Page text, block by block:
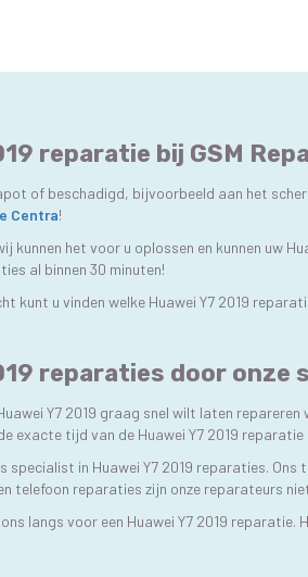
reparatie bij GSM
of beschadigd, bijvoorbeeld aan het
Centra!
kunnen het voor u oplossen en kunnen uw
al binnen 30 minuten!
kunt u vinden welke Huawei Y7 2019
reparaties door onze
Y7 2019 graag snel wilt laten
exacte tijd van de Huawei Y7 2019
specialist in Huawei Y7 2019 reparaties.
telefoon reparaties zijn onze reparateurs
langs voor een Huawei Y7 2019